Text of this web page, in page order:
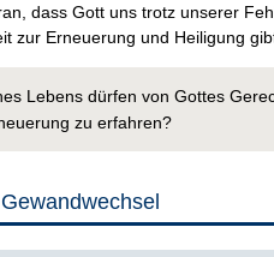
dass Gott uns trotz unserer
zur Erneuerung und Heiligung
Lebens dürfen von Gottes
zu erfahren?